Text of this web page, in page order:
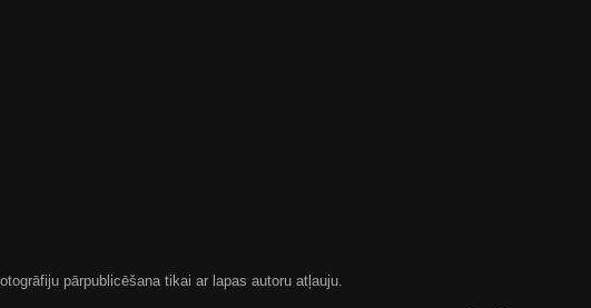
pārpublicēšana tikai ar lapas autoru atļauju.